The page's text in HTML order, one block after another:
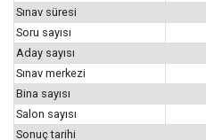
Sınav süresi
Soru sayısı
Aday sayısı
Sınav merkezi
Bina sayısı
Salon sayısı
Sonuç tarihi